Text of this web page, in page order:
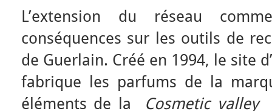
L’extension du réseau
conséquences sur les outils de
de Guerlain. Créé en 1994, le site
fabrique les parfums de la
éléments de la Cosmetic valley